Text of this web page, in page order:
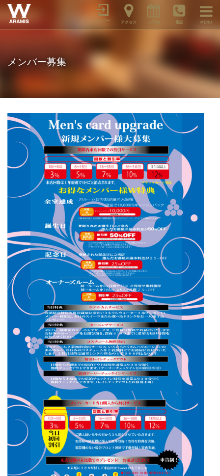
メンバー アクセス 電話 MENU
メンバー募集